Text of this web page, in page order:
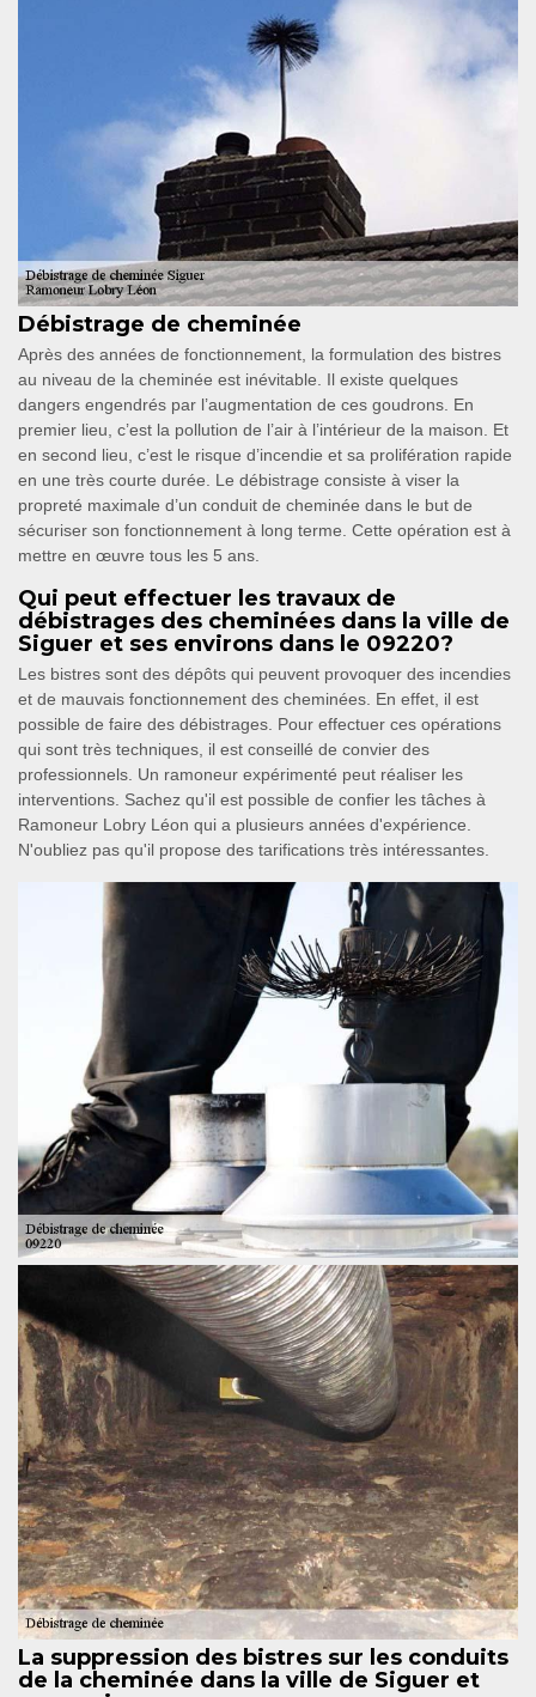
Débistrage de cheminée
Après des années de fonctionnement, la formulation des bistres
au niveau de la cheminée est inévitable. Il existe quelques
dangers engendrés par l’augmentation de ces goudrons. En
premier lieu, c’est la pollution de l’air à l’intérieur de la maison. Et
en second lieu, c’est le risque d’incendie et sa prolifération rapide
en une très courte durée. Le débistrage consiste à viser la
propreté maximale d’un conduit de cheminée dans le but de
sécuriser son fonctionnement à long terme. Cette opération est à
mettre en œuvre tous les 5 ans.
Qui peut effectuer les travaux de
débistrages des cheminées dans la ville de
Siguer et ses environs dans le 09220?
Les bistres sont des dépôts qui peuvent provoquer des incendies
et de mauvais fonctionnement des cheminées. En effet, il est
possible de faire des débistrages. Pour effectuer ces opérations
qui sont très techniques, il est conseillé de convier des
professionnels. Un ramoneur expérimenté peut réaliser les
interventions. Sachez qu'il est possible de confier les tâches à
Ramoneur Lobry Léon qui a plusieurs années d'expérience.
N'oubliez pas qu'il propose des tarifications très intéressantes.
La suppression des bistres sur les conduits
de la cheminée dans la ville de Siguer et